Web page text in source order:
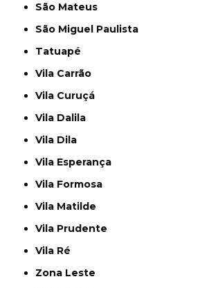
São Mateus
São Miguel Paulista
Tatuapé
Vila Carrão
Vila Curuçá
Vila Dalila
Vila Dila
Vila Esperança
Vila Formosa
Vila Matilde
Vila Prudente
Vila Ré
Zona Leste